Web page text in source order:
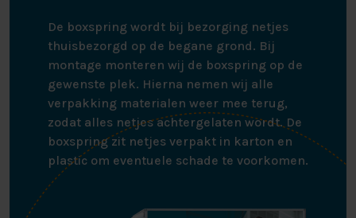
De boxspring wordt bij bezorging netjes
thuisbezorgd op de begane grond. Bij
montage monteren wij de boxspring op de
gewenste plek. Hierna nemen wij alle
verpakking materialen weer mee terug,
zodat alles netjes achtergelaten wordt. De
boxspring zit netjes verpakt in karton en
plastic om eventuele schade te voorkomen.